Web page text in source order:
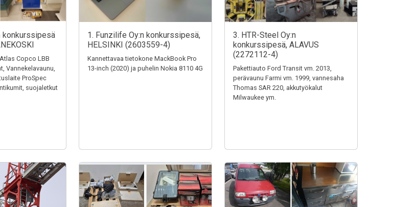
konkurssipesä
Copco LBB
Vannekelavaunu,
ProSpec
suojaletkut
1. Funzilife Oy:n konkurssipesä,
HELSINKI (2603559-4)
Kannettavaa tietokone MackBook Pro
13-inch (2020) ja puhelin Nokia 8110 4G
3. HTR-Steel Oy:n
konkurssipesä, ALAVUS
(2272112-4)
Pakettiauto Ford Transit vm. 2013,
perävaunu Farmi vm. 1999, vannesaha
Thomas SAR 220, akkutyökalut
Milwaukee ym.